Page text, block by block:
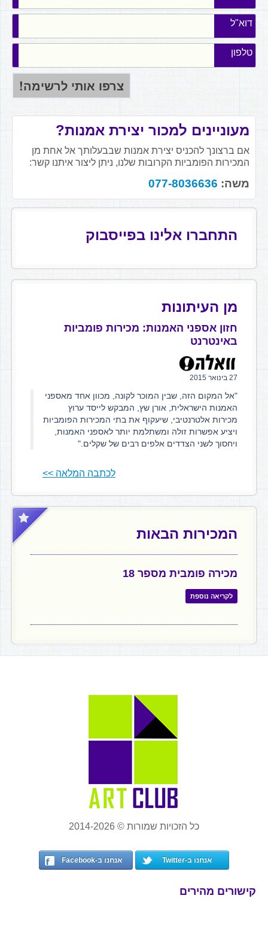
דוא"ל
טלפון
מעוניינים למכור יצירת אמנות?
אם ברצונך להכניס יצירת אמנות שבבעלותך אל אחת מן
המכירות הפומביות הקרובות שלנו, ניתן ליצור איתנו קשר:
משה: 077-8036636
התחברו אלינו בפייסבוק
מן העיתונות
חזון אספני האמנות: מכירות פומביות
באינטרנט
27 בינואר 2015
"אל המקום הזה, שבין המוכר לקונה, מכוון אחד מאספני
האמנות הישראלית, אורן שץ, המבקש לייסד ערוץ
מכירות אלטרנטיבי, שיעקוף את בתי המכירות הפומביות
ויציע אפשרות זולה ומשתלמת יותר לאספני האמנות,
ויחסוך לשני הצדדים אלפים רבים של שקלים."
לכתבה המלאה >>
המכירות הבאות
מכירה פומבית מספר 18
לקריאה נוספת
כל הזכויות שמורות © 2014-2026
אנחנו ב-Twitter אנחנו ב-Facebook
קישורים מהירים